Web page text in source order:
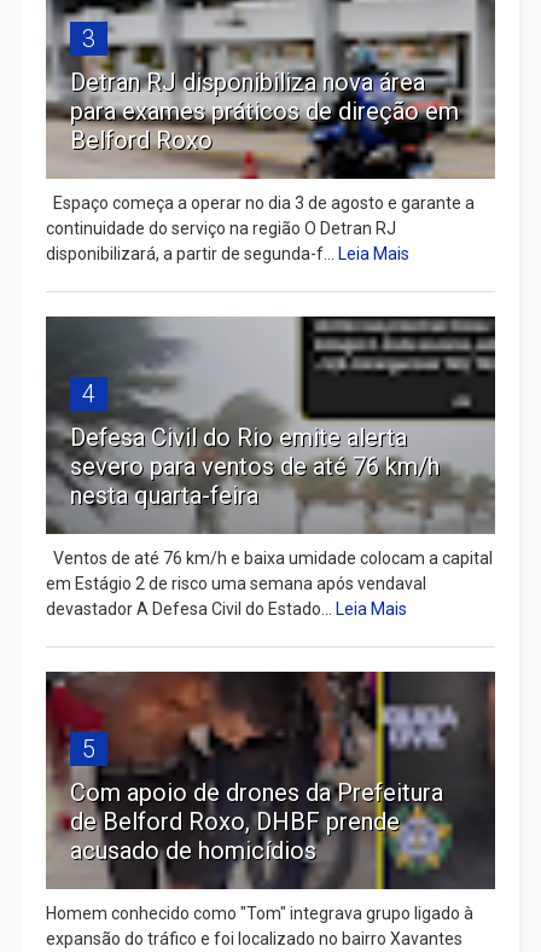
3
Detran RJ disponibiliza nova área
para exames práticos de direção em
Belford Roxo
Espaço começa a operar no dia 3 de agosto e garante a
continuidade do serviço na região O Detran RJ
disponibilizará, a partir de segunda-f... Leia Mais
4
Defesa Civil do Rio emite alerta
severo para ventos de até 76 km/h
nesta quarta-feira
Ventos de até 76 km/h e baixa umidade colocam a capital
em Estágio 2 de risco uma semana após vendaval
devastador A Defesa Civil do Estado... Leia Mais
5
Com apoio de drones da Prefeitura
de Belford Roxo, DHBF prende
acusado de homicídios
Homem conhecido como "Tom" integrava grupo ligado à
expansão do tráfico e foi localizado no bairro Xavantes